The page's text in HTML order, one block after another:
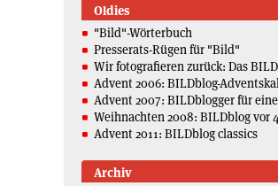
Oldies
"Bild"-Wörterbuch
Presserats-Rügen für "Bild"
Wir fotografieren zurück: Das
Advent 2006: BILDblog-
Advent 2007: BILDblogger für
Weihnachten 2008: BILDblog vor
Advent 2011: BILDblog classics
Archiv